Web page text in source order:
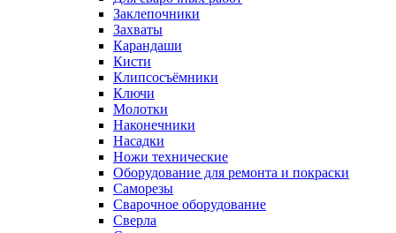
Заклепочники
Захваты
Карандаши
Кисти
Клипсосъёмники
Ключи
Молотки
Наконечники
Насадки
Ножи технические
Оборудование для ремонта и покраски
Саморезы
Сварочное оборудование
Сверла